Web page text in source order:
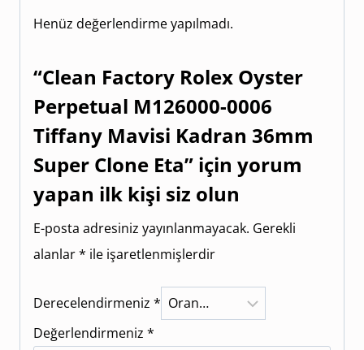
Henüz değerlendirme yapılmadı.
“Clean Factory Rolex Oyster
Perpetual M126000-0006
Tiffany Mavisi Kadran 36mm
Super Clone Eta” için yorum
yapan ilk kişi siz olun
E-posta adresiniz yayınlanmayacak. Gerekli
alanlar* ile işaretlenmişlerdir
Derecelendirmeniz *
Değerlendirmeniz *